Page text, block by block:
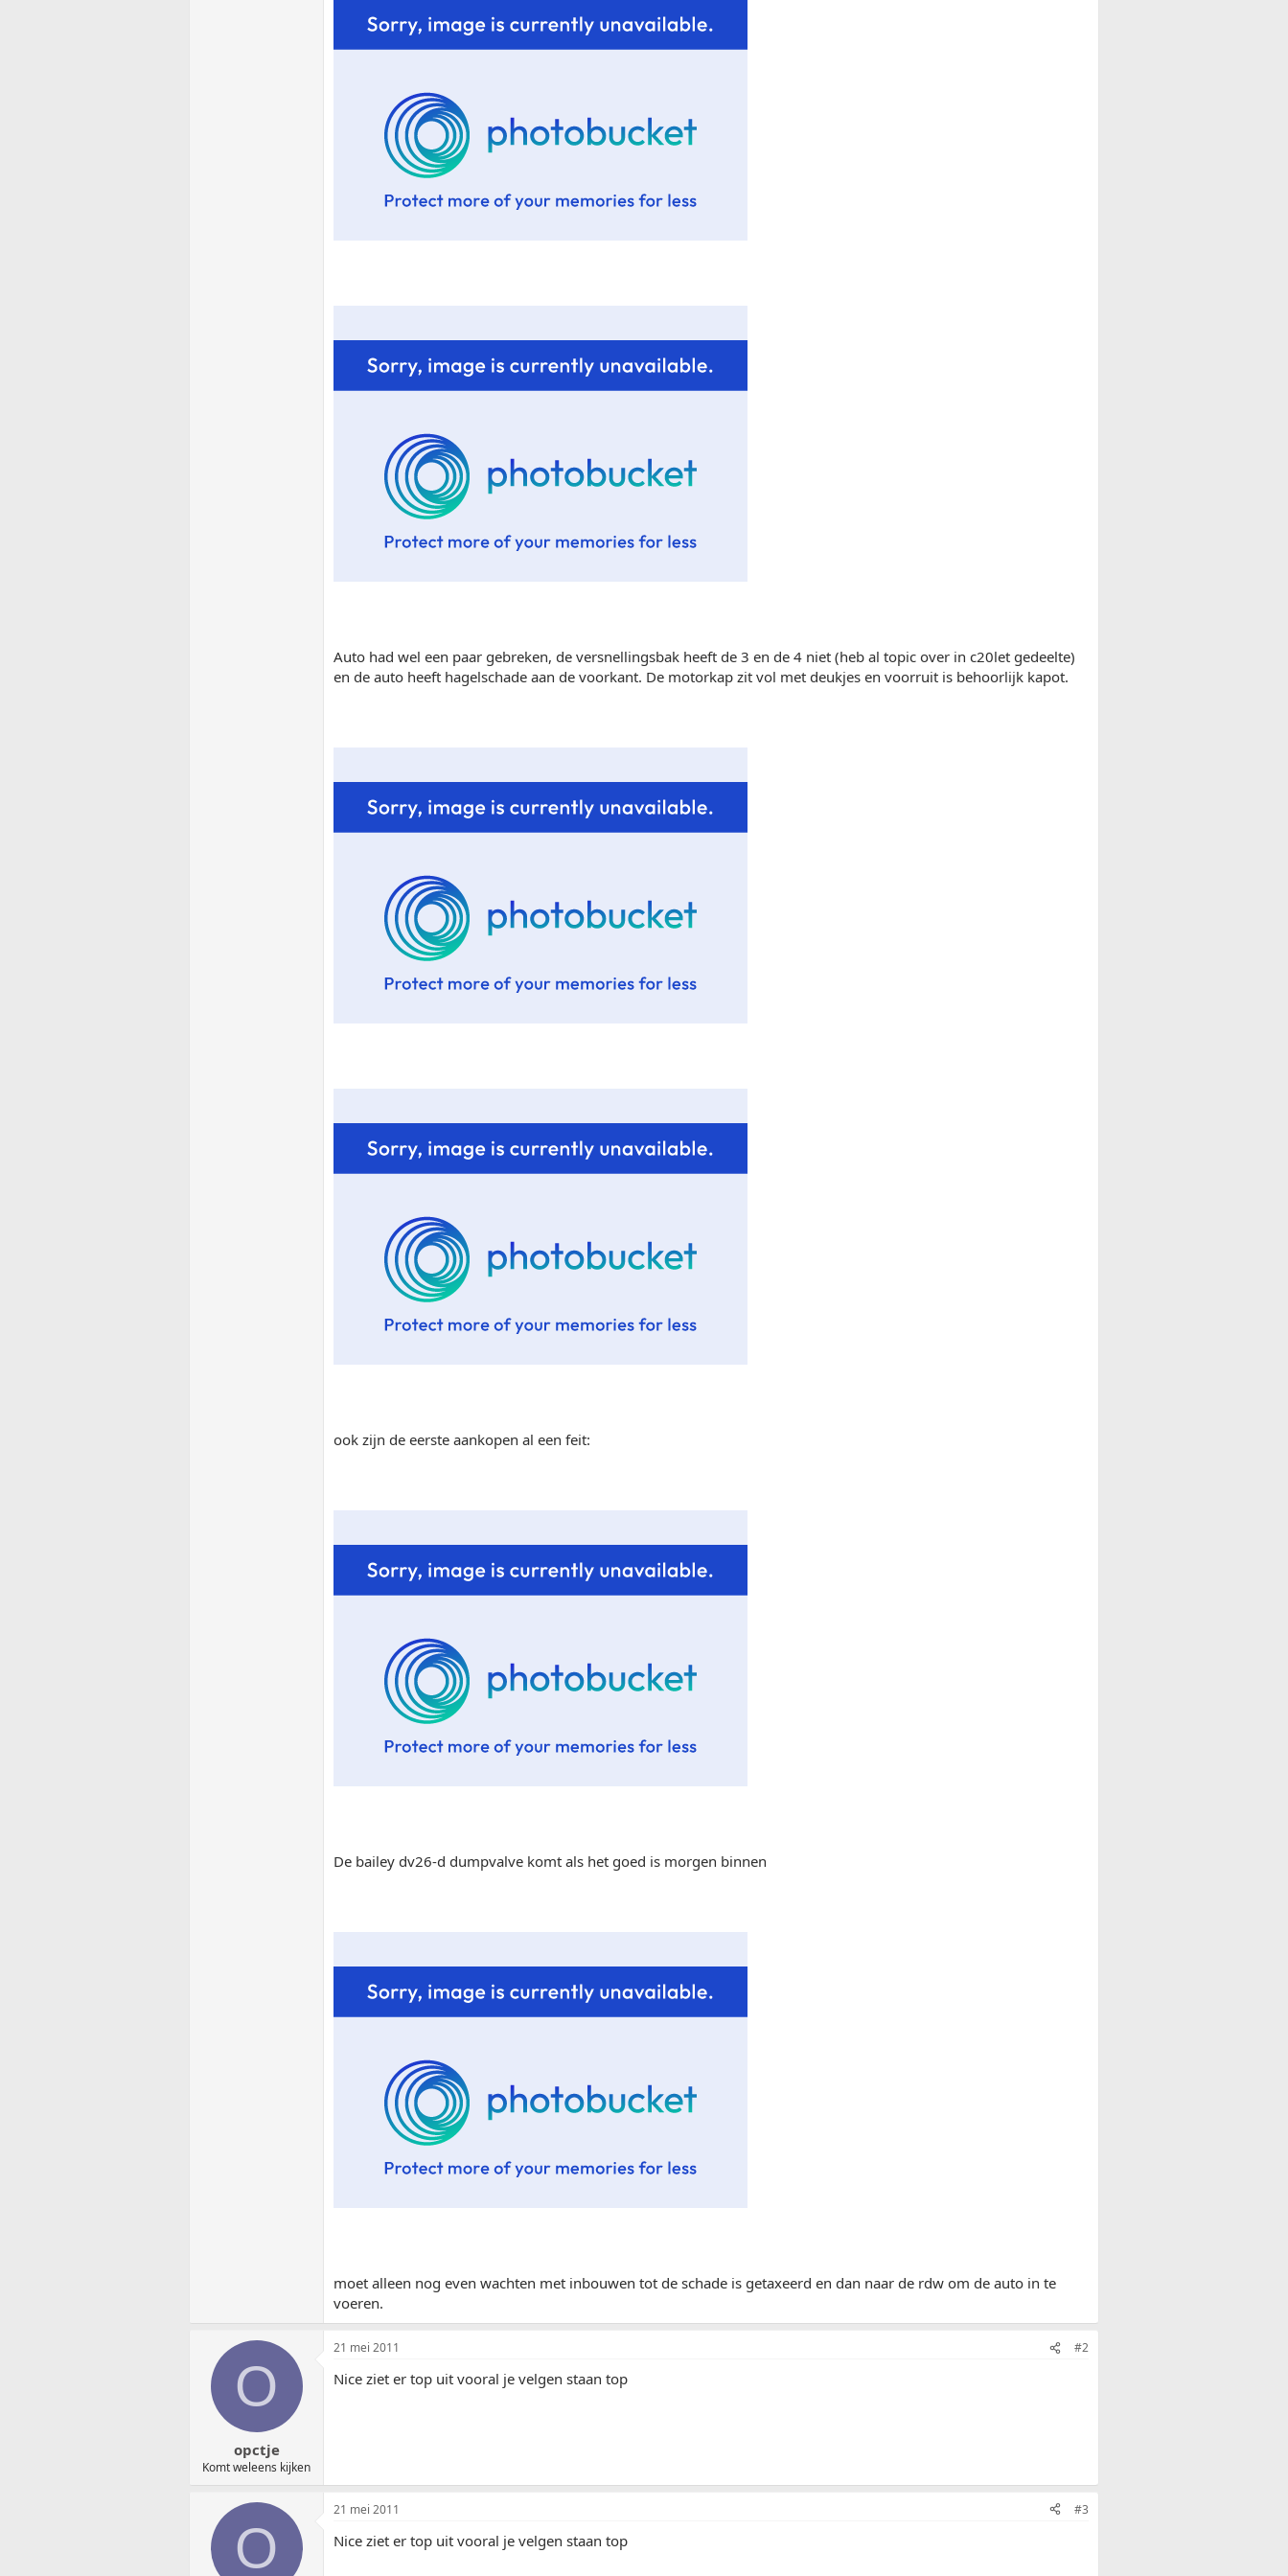
Auto had wel een paar gebreken, de versnellingsbak heeft de 3 en de 4 niet (heb al topic over in c20let gedeelte)
en de auto heeft hagelschade aan de voorkant. De motorkap zit vol met deukjes en voorruit is behoorlijk kapot.
ook zijn de eerste aankopen al een feit:
De bailey dv26-d dumpvalve komt als het goed is morgen binnen
moet alleen nog even wachten met inbouwen tot de schade is getaxeerd en dan naar de rdw om de auto in te
voeren.
O
opctje
Komt weleens kijken
21 mei 2011 #2
Nice ziet er top uit vooral je velgen staan top
O
21 mei 2011 #3
Nice ziet er top uit vooral je velgen staan top